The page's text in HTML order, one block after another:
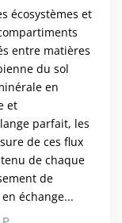
écosystèmes et
entre matières
du sol
en
et
parfait, les
de ces flux
de chaque
de
échange...